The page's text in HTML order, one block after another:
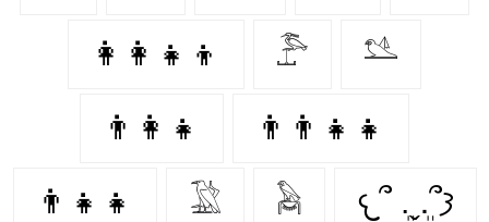
👩‍👩‍👧‍👦 𓅤 𓅎
👨‍👩‍👧 👨‍👨‍👧‍👧
👨‍👧‍👧 𓅁 𓅉 𐔌՞ ܸ.ˬ.ܸ՞𐦯